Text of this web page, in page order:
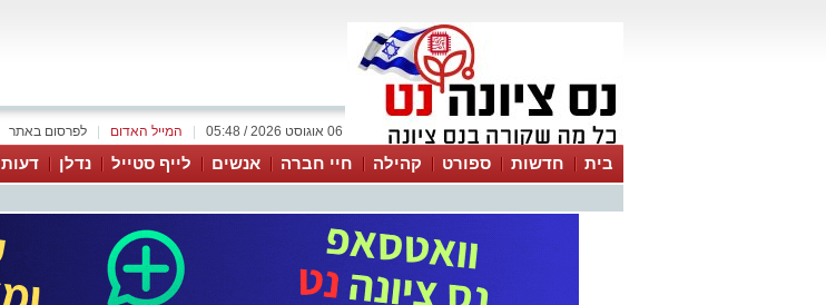
לפרסום באתר המייל האדום 06 אוגוסט 2026 / 05:48
בית חדשות ספורט קהילה חיי חברה אנשים לייף סטייל נדלן דעות